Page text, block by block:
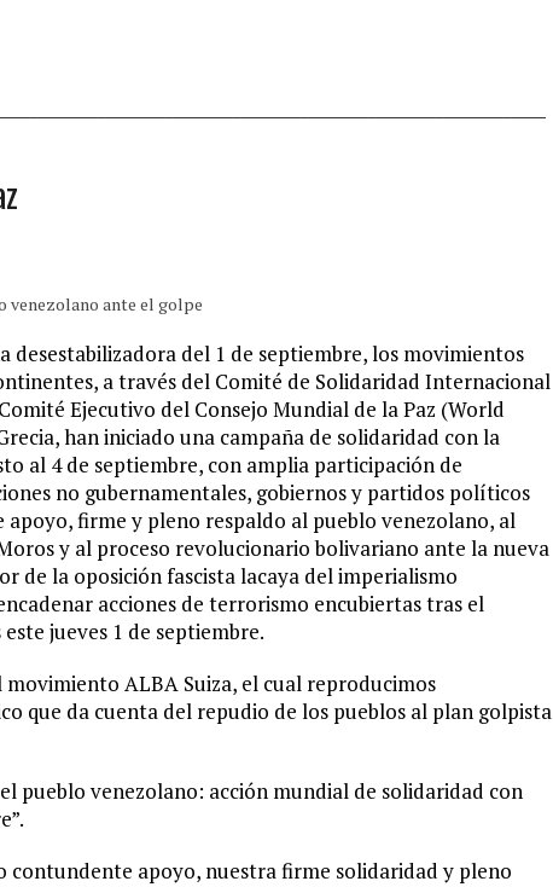
venezolano ante el golpe
desestabilizadora del 1 de septiembre, los movimientos
a través del Comité de Solidaridad Internacional
Ejecutivo del Consejo Mundial de la Paz (World
han iniciado una campaña de solidaridad con la
al 4 de septiembre, con amplia participación de
no gubernamentales, gobiernos y partidos políticos
firme y pleno respaldo al pueblo venezolano, al
y al proceso revolucionario bolivariano ante la nueva
de la oposición fascista lacaya del imperialismo
acciones de terrorismo encubiertas tras el
jueves 1 de septiembre.
ALBA Suiza, el cual reproducimos
que da cuenta del repudio de los pueblos al plan golpista
pueblo venezolano: acción mundial de solidaridad con
contundente apoyo, nuestra firme solidaridad y pleno